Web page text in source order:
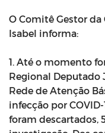
O Comitê Gestor da
Isabel informa:
1. Até o momento
Regional Deputado
Rede de Atenção
infecção por COVID-
foram descartados,